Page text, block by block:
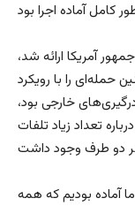
آمریکا ارائه شد،
حمله‌ای را با رویکرد
خارجی بود،
تعداد زیاد تلفات
آماده بودیم که همه